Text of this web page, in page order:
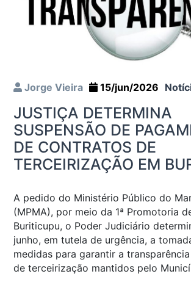
Jorge Vieira 15/jun/2026
JUSTIÇA DETERMINA
SUSPENSÃO DE
DE CONTRATOS DE
TERCEIRIZAÇÃO EM
A pedido do Ministério Público do
(MPMA), por meio da 1ª Promotoria
Buriticupu, o Poder Judiciário
junho, em tutela de urgência, a
medidas para garantir a
de terceirização mantidos pelo